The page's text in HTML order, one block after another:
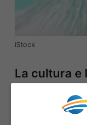
iStock
La cultura e
Per chi invece
Carpazi sbuca